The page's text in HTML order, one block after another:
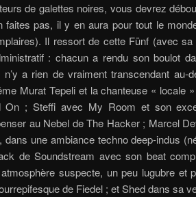
de galettes noires, vous devrez
faites pas, il y en aura pour tout le
Il ressort de cette Fünf (avec
: chacun a rendu son boulot
a rien de vraiment transcendant au-
Murat Tepeli et la chanteuse « locale
On ; Steffi avec My Room et son
au Nebel de The Hacker ; Marcel
dans une ambiance techno deep-indus
de Soundstream avec son beat
suspecte, un peu lugubre et
de Fiedel ; et Shed dans sa